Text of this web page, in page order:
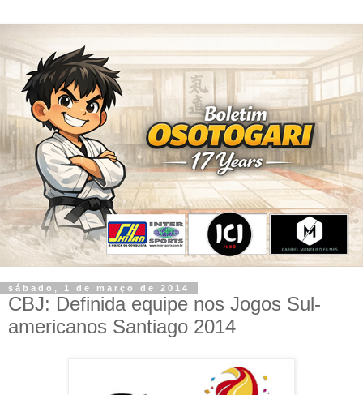
sábado, 1 de março de 2014
CBJ: Definida equipe nos Jogos Sul-
americanos Santiago 2014